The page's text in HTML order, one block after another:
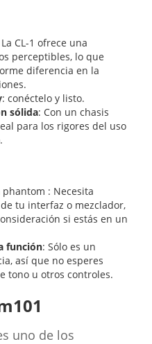
CL-1 ofrece una
perceptibles, lo que
diferencia en la
: conéctelo y listo.
sólida: Con un chasis
para los rigores del uso
phantom : Necesita
tu interfaz o mezclador,
si estás en un
función: Sólo es un
así que no esperes
tono u otros controles.
uno de los